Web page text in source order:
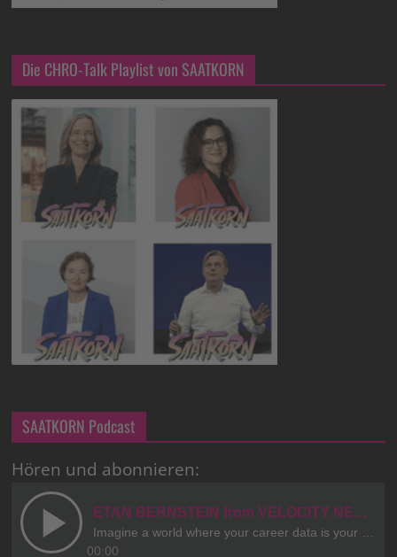
Die CHRO-Talk Playlist von SAATKORN
SAATKORN Podcast
Hören und abonnieren: